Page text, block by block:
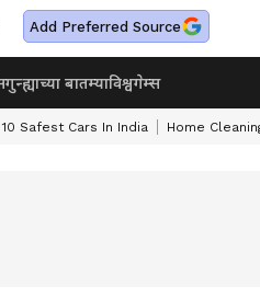
Add Preferred Source
गुन्ह्याच्या बातम्याविश्वगेम्स
Safest Cars In India Home